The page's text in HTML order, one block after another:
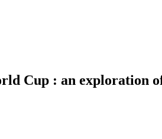
Cup : an exploration